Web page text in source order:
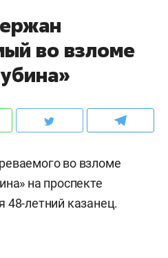
во взломе
во взломе
на проспекте
летний казанец.